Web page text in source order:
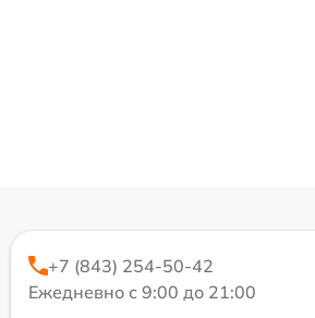
+7 (843) 254-50-42
Ежедневно с 9:00 до 21:00